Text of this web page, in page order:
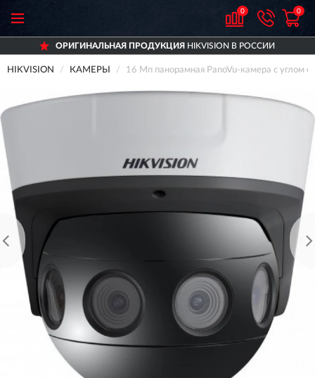
0 0
ОРИГИНАЛЬНАЯ ПРОДУКЦИЯHIKVISION В РОССИИ
HIKVISION КАМЕРЫ 16 Мп панорамная PanoVu-камера с углом